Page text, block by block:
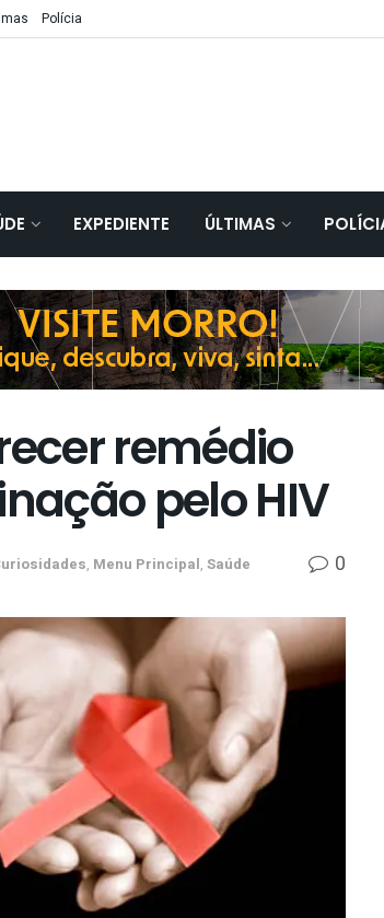
Polícia
EXPEDIENTE ÚLTIMAS
remédio
pelo HIV
, Menu Principal, Saúde 0